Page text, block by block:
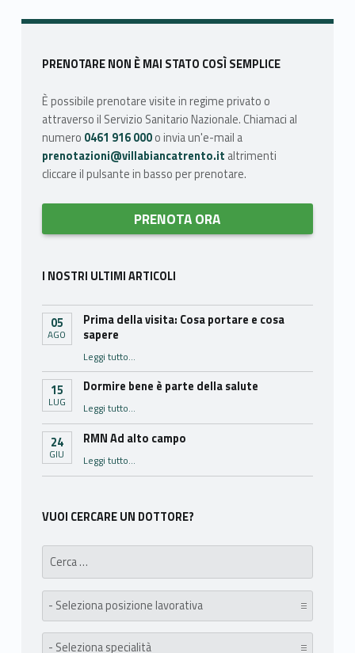
Sidebar
PRENOTARE NON È MAI STATO COSÌ SEMPLICE
È possibile prenotare visite in regime privato o
attraverso il Servizio Sanitario Nazionale. Chiamaci al
numero 0461 916 000o invia un'e-mail a
prenotazioni@villabiancatrento.it altrimenti
cliccare il pulsante in basso per prenotare.
PRENOTA ORA
I NOSTRI ULTIMI ARTICOLI
05
AGO
Prima della visita: Cosa portare e cosa
sapere
Leggi tutto…
15
LUG
Dormire bene è parte della salute
Leggi tutto…
24
GIU
RMN Ad alto campo
Leggi tutto…
VUOI CERCARE UN DOTTORE?